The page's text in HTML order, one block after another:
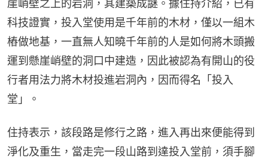
崖峭壁之上的岩洞，其建築成謎。據住持介紹，已有
科技證實，投入堂使用是千年前的木材，僅以一組木
樁做地基，一直無人知曉千年前的人是如何將木頭搬
運到懸崖峭壁的洞口中建造，因此被認為有開山的役
行者用法力將木材投進岩洞內，因而得名「投入
堂」。
住持表示，該段路是修行之路，進入再出來便能得到
淨化及重生，當走完一段山路到達投入堂前，須手腳